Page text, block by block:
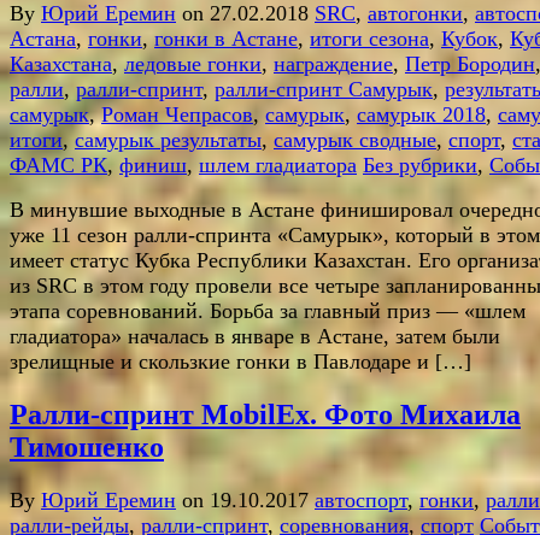
By Юрий Еремин on 27.02.2018 SRC, автогонки,
Астана, гонки, гонки в Астане, итоги сезона, Кубок,
Казахстана, ледовые гонки, награждение, Петр Бородин,
ралли, ралли-спринт, ралли-спринт Самурык,
самурык,Роман Чепрасов, самурык, самурык 2018,
итоги, самурык результаты, самурык сводные, спорт,
ФАМС РК, финиш, шлем гладиатора Без рубрики,
В минувшие выходные в Астане финишировал
уже 11 сезон ралли-спринта «Самурык», который в
имеет статус Кубка Республики Казахстан. Его
из SRC в этом году провели все четыре
этапа соревнований. Борьба за главный приз — «шлем
гладиатора» началась в январе в Астане, затем были
зрелищные и скользкие гонки в Павлодаре и […]
Ралли-спринт MobilEx. Фото Михаила
Тимошенко
By Юрий Еремин on 19.10.2017 автоспорт,гонки, ралли
ралли-рейды, ралли-спринт, соревнования, спорт